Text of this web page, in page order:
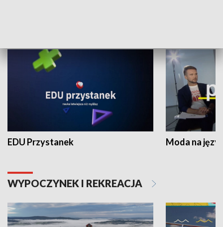
EDU Przystanek Moda na
WYPOCZYNEK I REKREACJA